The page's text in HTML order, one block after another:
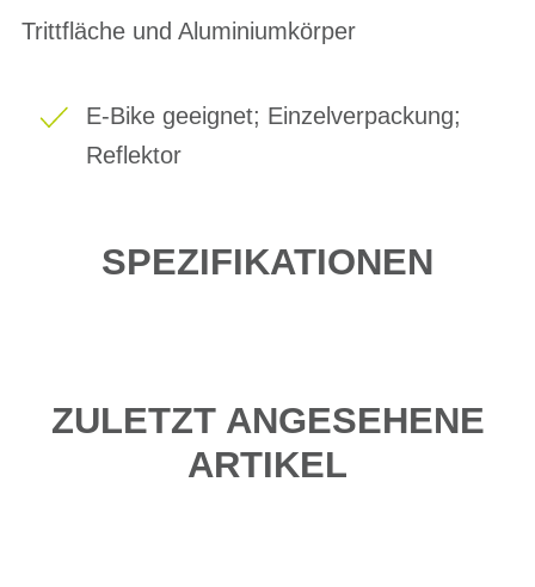
Trittfläche und Aluminiumkörper
E-Bike geeignet; Einzelverpackung;
Reflektor
SPEZIFIKATIONEN
ZULETZT ANGESEHENE
ARTIKEL